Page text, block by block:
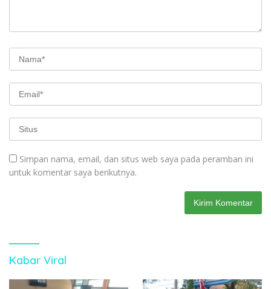
Simpan nama, email, dan situs web saya pada peramban ini
untuk komentar saya berikutnya.
Kabar Viral